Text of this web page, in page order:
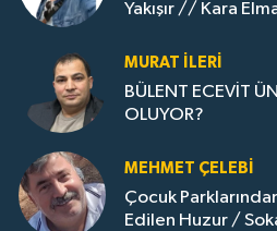
Yakışır // ​Kara
MURAT İLERI
BÜLENT ECEVİT
OLUYOR?
MEHMET ÇELEBI
Çocuk
Edilen Huzur /